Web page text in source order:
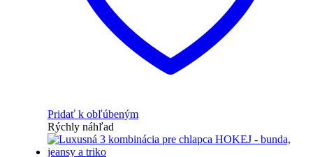
Pridať k obľúbeným
Rýchly náhľad